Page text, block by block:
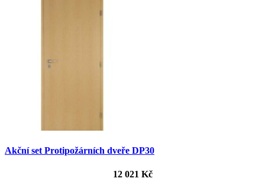
Akční set Protipožárních dveře DP30
12 021 Kč